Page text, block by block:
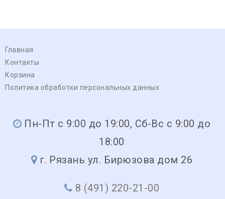
Главная
Контакты
Корзина
Политика обработки персональных данных
Пн-Пт с 9:00 до 19:00, Сб-Вс с 9:00 до
18:00
г. Рязань ул. Бирюзова дом 26
8 (491) 220-21-00